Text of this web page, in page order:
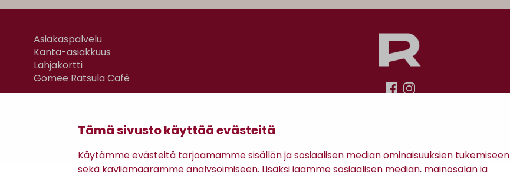
Tämä sivusto käyttää evästeitä
Käytämme evästeitä tarjoamamme sisällön ja sosiaalisen median ominaisuuksien tukemiseen
Asiakaspalvelu
Kanta-asiakkuus
Lahjakortti
Gomee Ratsula Café